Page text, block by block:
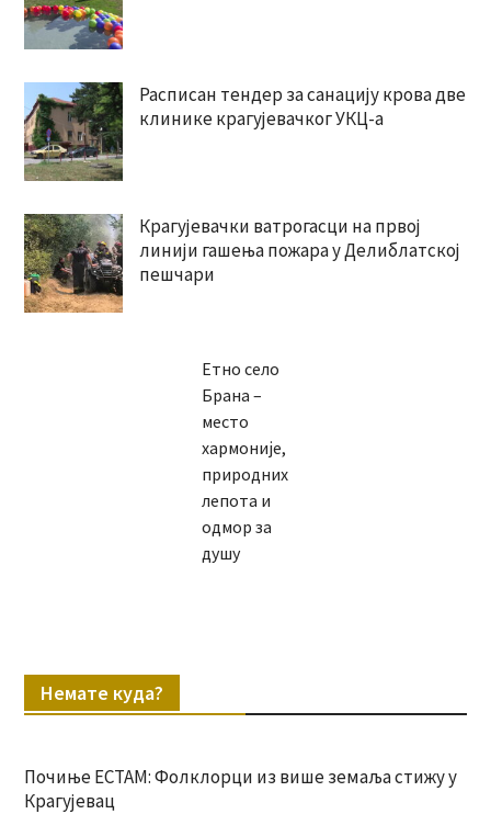
Расписан тендер за санацију крова две
клинике крагујевачког УКЦ-а
Крагујевачки ватрогасци на првој
линији гашења пожара у Делиблатској
пешчари
Етно село
Брана –
место
хармоније,
природних
лепота и
одмор за
душу
Немате куда?
Почиње ЕСТАМ: Фолклорци из више земаља стижу у
Крагујевац